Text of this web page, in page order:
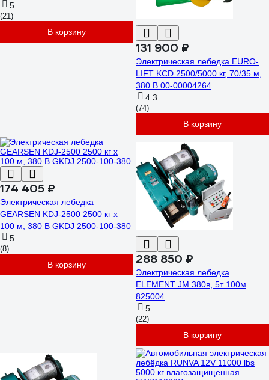
5
(21)
В корзину
131 900 ₽
Электрическая лебедка EURO-
LIFT KCD 2500/5000 кг, 70/35 м,
380 В 00-00004264
4.3
(74)
В корзину
174 405 ₽
Электрическая лебедка
GEARSEN KDJ-2500 2500 кг х
100 м, 380 В GKDJ 2500-100-380
5
(8)
В корзину 288 850 ₽
Электрическая лебедка
ELEMENT JM 380в, 5т 100м
825004
5
(22)
В корзину